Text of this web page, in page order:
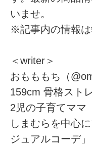
いませ。
※記事内の情報は
＜writer＞
おもももち（
159cm 骨格スト
2児の子育てママ
しまむらを中心
ジュアルコーデ」